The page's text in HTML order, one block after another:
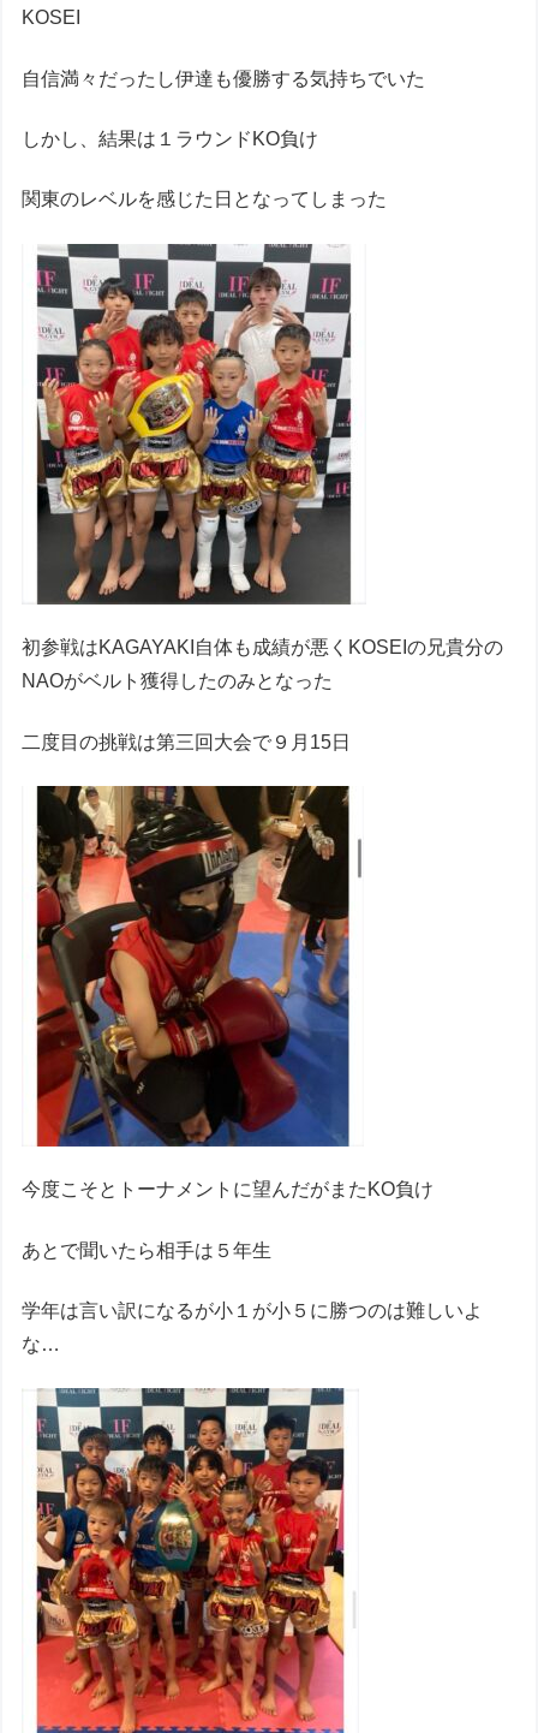
KOSEI
自信満々だったし伊達も優勝する気持ちでいた
しかし、結果は１ラウンドKO負け
関東のレベルを感じた日となってしまった
初参戦はKAGAYAKI自体も成績が悪くKOSEIの兄貴分の
NAOがベルト獲得したのみとなった
二度目の挑戦は第三回大会で９月15日
今度こそとトーナメントに望んだがまたKO負け
あとで聞いたら相手は５年生
学年は言い訳になるが小１が小５に勝つのは難しいよ
な…